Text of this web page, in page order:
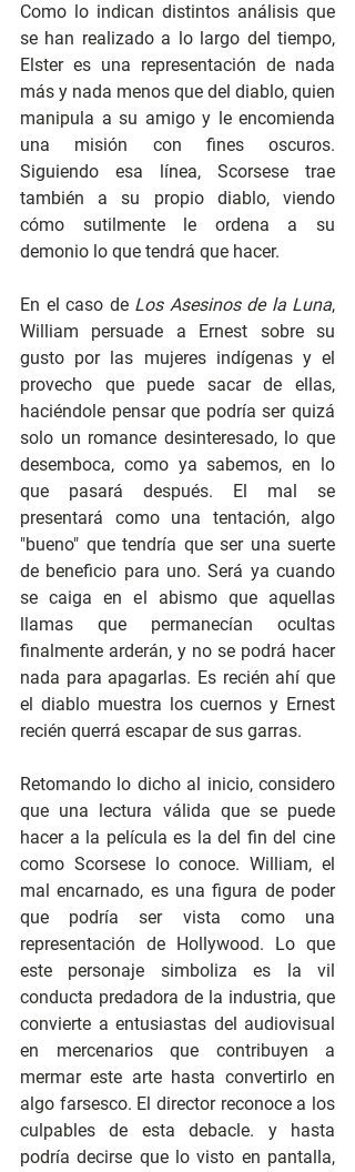
Como lo indican distintos análisis que
se han realizado a lo largo del tiempo,
Elster es una representación de nada
más y nada menos que del diablo, quien
manipula a su amigo y le encomienda
una misión con fines oscuros.
Siguiendo esa línea, Scorsese trae
también a su propio diablo, viendo
cómo sutilmente le ordena a su
demonio lo que tendrá que hacer.
En el caso de Los Asesinos de la Luna,
William persuade a Ernest sobre su
gusto por las mujeres indígenas y el
provecho que puede sacar de ellas,
haciéndole pensar que podría ser quizá
solo un romance desinteresado, lo que
desemboca, como ya sabemos, en lo
que pasará después. El mal se
presentará como una tentación, algo
"bueno" que tendría que ser una suerte
de beneficio para uno. Será ya cuando
se caiga en el abismo que aquellas
llamas que permanecían ocultas
finalmente arderán, y no se podrá hacer
nada para apagarlas. Es recién ahí que
el diablo muestra los cuernos y Ernest
recién querrá escapar de sus garras.
Retomando lo dicho al inicio, considero
que una lectura válida que se puede
hacer a la película es la del fin del cine
como Scorsese lo conoce. William, el
mal encarnado, es una figura de poder
que podría ser vista como una
representación de Hollywood. Lo que
este personaje simboliza es la vil
conducta predadora de la industria, que
convierte a entusiastas del audiovisual
en mercenarios que contribuyen a
mermar este arte hasta convertirlo en
algo farsesco. El director reconoce a los
culpables de esta debacle. y hasta
podría decirse que lo visto en pantalla,